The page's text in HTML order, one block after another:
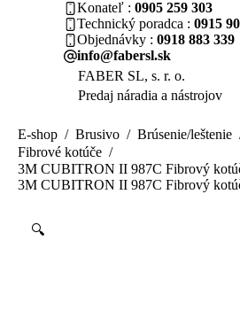
Konateľ
0905 259 303
Technický poradca
0915
Objednávky
0918 883 339
info@fabersl.sk
FABER SL, s. r. o.
Predaj náradia a nástrojov
E-shop / Brusivo / Brúsenie/leštenie
Fibrové kotúče /
3M CUBITRON II 987C Fibrový
3M CUBITRON II 987C Fibrový
🔍